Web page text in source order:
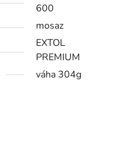
600
mosaz
EXTOL
PREMIUM
váha 304g